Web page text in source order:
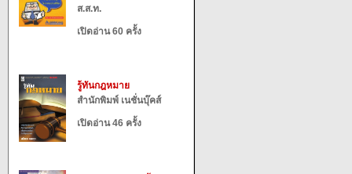
ส.ส.ท.
เปิดอ่าน 60 ครั้ง
รู้ทันกฎหมาย
สำนักพิมพ์ เนชั่นบุ๊คส์
เปิดอ่าน 46 ครั้ง